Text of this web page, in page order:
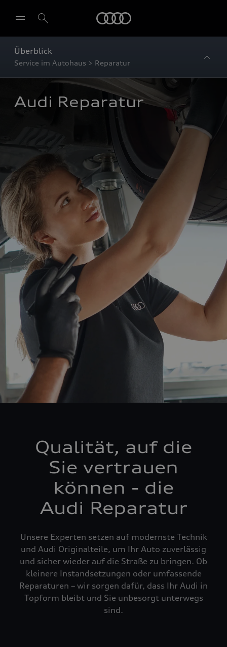
Überblick
Service im Autohaus > Reparatur
Audi Reparatur
Qualität, auf die
Sie vertrauen
können - die
Audi Reparatur
Unsere Experten setzen auf modernste Technik
und Audi Originalteile, um Ihr Auto zuverlässig
und sicher wieder auf die Straße zu bringen. Ob
kleinere Instandsetzungen oder umfassende
Reparaturen – wir sorgen dafür, dass Ihr Audi in
Topform bleibt und Sie unbesorgt unterwegs
sind.